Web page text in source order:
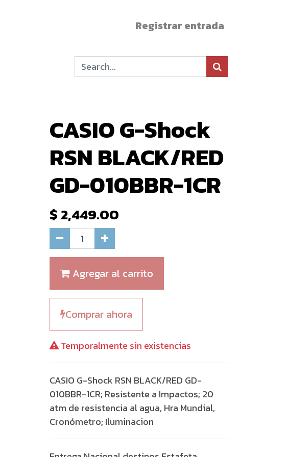
Registrar entrada
CASIO G-Shock
RSN BLACK/RED
GD-010BBR-1CR
$2,449.00
Agregar al carrito
Comprar ahora
Temporalmente sin existencias
CASIO G-Shock RSN BLACK/RED GD-
010BBR-1CR; Resistente a Impactos; 20
atm de resistencia al agua, Hra Mundial,
Cronómetro; Iluminacion